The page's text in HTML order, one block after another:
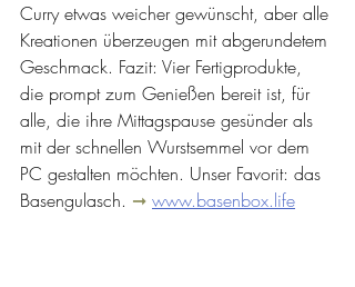
Curry etwas weicher gewünscht, aber alle
Kreationen überzeugen mit abgerundetem
Geschmack. Fazit: Vier Fertigprodukte,
die prompt zum Genießen bereit ist, für
alle, die ihre Mittagspause gesünder als
mit der schnellen Wurstsemmel vor dem
PC gestalten möchten. Unser Favorit: das
Basengulasch. ➞ www.basenbox.life